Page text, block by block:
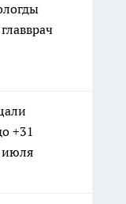
+31
июля